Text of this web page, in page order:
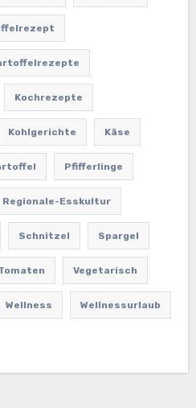
Kochrezepte
Kohlgerichte Käse
Pfifferlinge
Regionale-Esskultur
Schnitzel Spargel
Vegetarisch
Wellness Wellnessurlaub